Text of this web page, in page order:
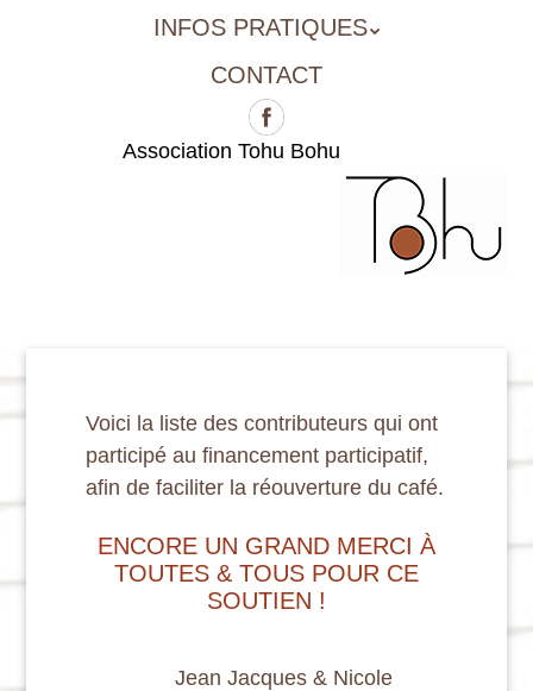
INFOS PRATIQUES
CONTACT
Association Tohu Bohu
Voici la liste des contributeurs qui ont
participé au financement participatif,
afin de faciliter la réouverture du café.
ENCORE UN GRAND MERCI À
TOUTES & TOUS POUR CE
SOUTIEN !
Jean Jacques & Nicole